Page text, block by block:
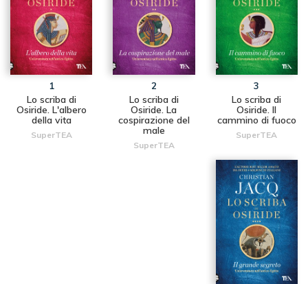
1
Lo scriba di
Osiride. L'albero
della vita
SuperTEA
2
Lo scriba di
Osiride. La
cospirazione del
male
SuperTEA
3
Lo scriba di
Osiride. Il
cammino di fuoco
SuperTEA